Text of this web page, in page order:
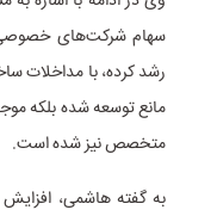
سهام شرکت‌های خصوصی
رشد کرده، با مداخلات
مانع توسعه شده بلکه
متخصص نیز شده است.
به گفته هاشمی،